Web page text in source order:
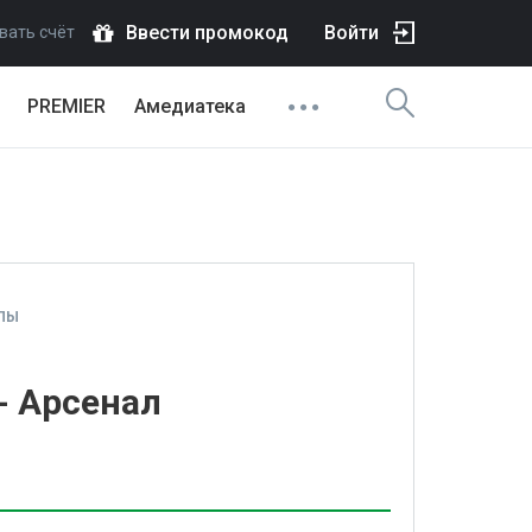
счёт Ввести промокод Войти
PREMIER Амедиатека
Арсенал